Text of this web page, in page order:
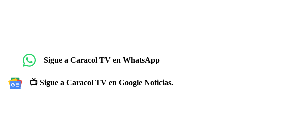
Sigue a Caracol TV en WhatsApp
📺 Sigue a Caracol TV en Google Noticias.